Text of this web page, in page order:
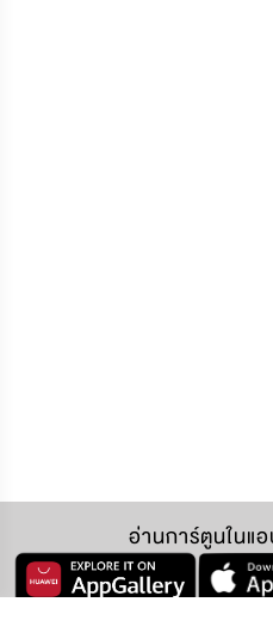
อ่านการ์ตูนในแ